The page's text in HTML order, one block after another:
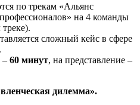
по трекам «Альянс
на 4 команды
сложный кейс в сфере
– 60 минут, на представление –
дилемма».